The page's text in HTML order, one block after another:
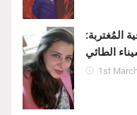
المُغتربة:
الطائي
1st